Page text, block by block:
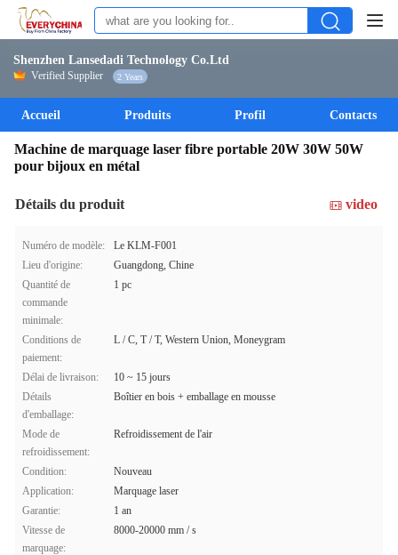
Shenzhen Lansedadi Technology Co.Ltd
Verified Supplier 2 Years
Accueil Produits Profil Contacts
Machine de marquage laser fibre portable 20W 30W 50W
pour bijoux en métal
Détails du produit video
Numéro de modèle:
Le KLM-F001
Lieu d'origine:
Guangdong, Chine
Quantité de
commande
minimale:
1 pc
Conditions de
paiement:
L / C, T / T, Western Union, Moneygram
Délai de livraison:
10 ~ 15 jours
Détails
d'emballage:
Boîtier en bois + emballage en mousse
Mode de
refroidissement:
Refroidissement de l'air
Condition:
Nouveau
Application:
Marquage laser
Garantie:
1 an
Vitesse de
marquage:
8000-20000 mm / s